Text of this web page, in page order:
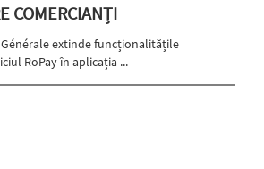
COMERCIANȚI
Générale extinde funcționalitățile
RoPay în aplicația ...